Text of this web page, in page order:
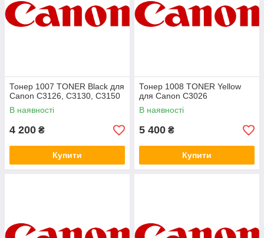
Тонер 1007 TONER Black для
Canon C3126, C3130, C3150
В наявності
4 200 ₴
Купити
Тонер 1008 TONER Yellow
для Canon C3026
В наявності
5 400 ₴
Купити